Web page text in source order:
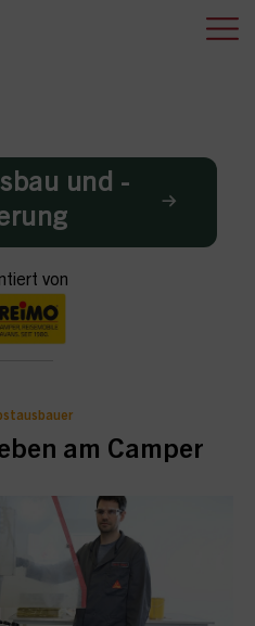
und -
von
am Camper